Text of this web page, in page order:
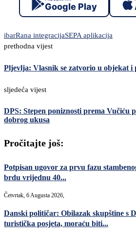
Google Play
ibarRana integracijaSEPA aplikacija
prethodna vijest
Pljevlja: Vlasnik se zatvorio u objekat i
sljedeća vijest
DPS: Stepen poniznosti prema Vučiću
dobrog ukusa
Pročitajte još:
Potpisan ugovor za prvu fazu
brdu vrijednu 40...
Četvrtak, 6 Augusta 2026,
Danski političar: Obilazak skupštine s
turistička posjeta, moraću biti...